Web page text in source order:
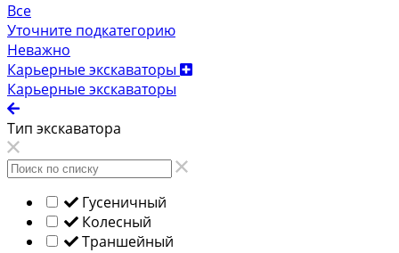
Все
Уточните подкатегорию
Неважно
Карьерные экскаваторы
Карьерные экскаваторы
Тип экскаватора
Гусеничный
Колесный
Траншейный